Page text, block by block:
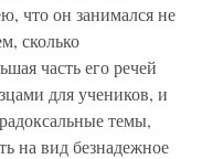
что он занимался не
сколько
часть его речей
для учеников, и
темы,
на вид безнадежное